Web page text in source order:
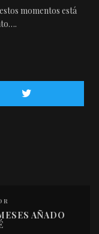
momentos está
AÑADO